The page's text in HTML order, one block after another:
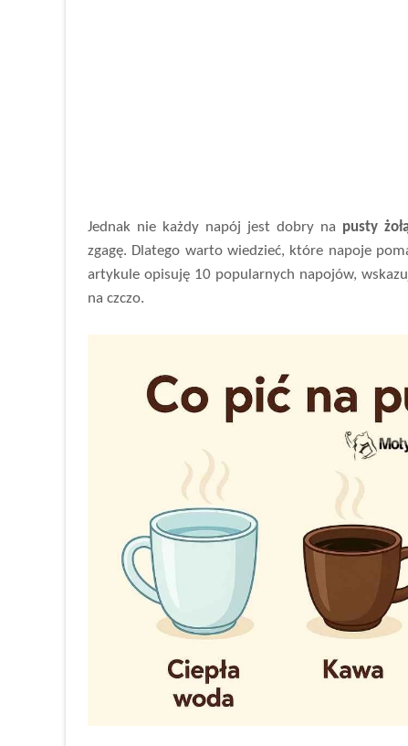
Jednak nie każdy napój jest dobry na pusty
zgagę. Dlatego warto wiedzieć, które napoje
artykule opisuję 10 popularnych napojów,
na czczo.